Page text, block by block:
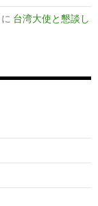
に 台湾大使と懇談し